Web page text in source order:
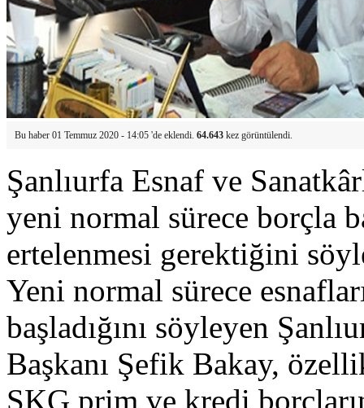
Bu haber 01 Temmuz 2020 - 14:05 'de eklendi. 64.643 kez görüntülendi.
Şanlıurfa Esnaf ve
yeni normal sürece borçla
ertelenmesi gerektiğini
Yeni normal sürece
başladığını söyleyen
Başkanı Şefik Bakay,
SKG prim ve kredi